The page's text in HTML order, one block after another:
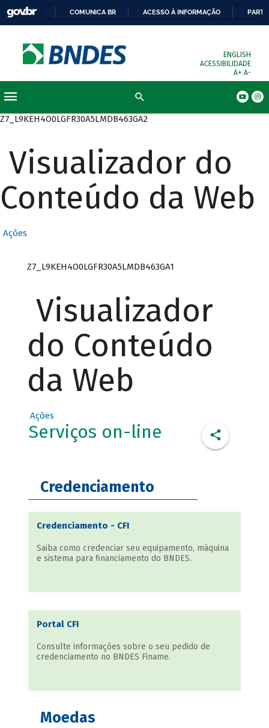
COMUNICA BR ACESSO À INFORMAÇÃO
ENGLISH
ACESSIBILIDADE
A+ A-
Z7_L9KEH4O0LGFR30A5LMDB463GA2
Visualizador do
Conteúdo da Web
Ações
Z7_L9KEH4O0LGFR30A5LMDB463GA1
Visualizador
do Conteúdo
da Web
Ações
Serviços on-line
Credenciamento
Credenciamento - CFI
Saiba como credenciar seu equipamento, máquina
e sistema para financiamento do BNDES.
Portal CFI
Consulte informações sobre o seu pedido de
credenciamento no BNDES Finame.
Moedas